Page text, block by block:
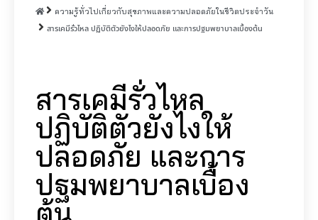
ความรู้ทั่วไปเกี่ยวกับสุขภาพและความปลอดภัยในชีวิตประจำวัน
สารเคมีรั่วไหล ปฏิบัติตัวยังไงให้ปลอดภัย และการปฐมพยาบาลเบื้องต้น
สารเคมีรั่วไหล
ปฏิบัติตัวยังไงให้
ปลอดภัย และการ
ปฐมพยาบาลเบื้อง
ต้น